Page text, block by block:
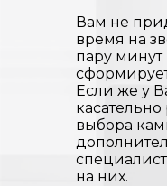
Вам не
время на
пару минут
Если же у
касательно
выбора
на них.